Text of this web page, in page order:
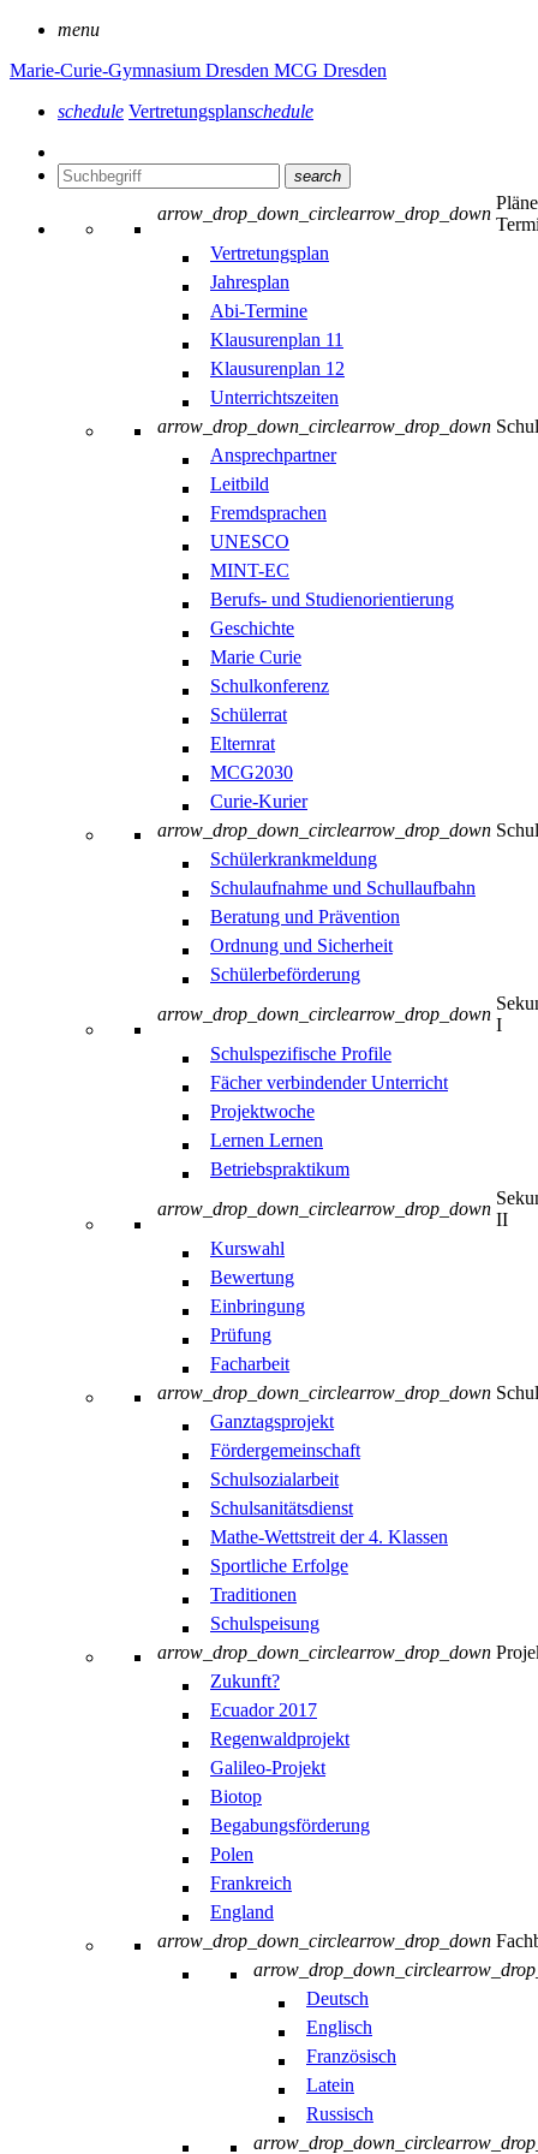
menu
Marie-Curie-Gymnasium Dresden MCG Dresden
schedule Vertretungsplanschedule
search
arrow_drop_down_circlearrow_drop_down
Vertretungsplan
Jahresplan
Abi-Termine
Klausurenplan 11
Klausurenplan 12
Unterrichtszeiten
arrow_drop_down_circlearrow_drop_down
Ansprechpartner
Leitbild
Fremdsprachen
UNESCO
MINT-EC
Berufs- und Studienorientierung
Geschichte
Marie Curie
Schulkonferenz
Schülerrat
Elternrat
MCG2030
Curie-Kurier
arrow_drop_down_circlearrow_drop_down
Schülerkrankmeldung
Schulaufnahme und Schullaufbahn
Beratung und Prävention
Ordnung und Sicherheit
Schülerbeförderung
arrow_drop_down_circlearrow_drop_down
I
Schulspezifische Profile
Fächer verbindender Unterricht
Projektwoche
Lernen Lernen
Betriebspraktikum
arrow_drop_down_circlearrow_drop_down
II
Kurswahl
Bewertung
Einbringung
Prüfung
Facharbeit
arrow_drop_down_circlearrow_drop_down
Ganztagsprojekt
Fördergemeinschaft
Schulsozialarbeit
Schulsanitätsdienst
Mathe-Wettstreit der 4. Klassen
Sportliche Erfolge
Traditionen
Schulspeisung
arrow_drop_down_circlearrow_drop_down
Zukunft?
Ecuador 2017
Regenwaldprojekt
Galileo-Projekt
Biotop
Begabungsförderung
Polen
Frankreich
England
arrow_drop_down_circlearrow_drop_down
arrow_drop_down_circle
Deutsch
Englisch
Französisch
Latein
Russisch
arrow_drop_down_circle